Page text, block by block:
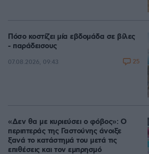
Πόσο κοστίζει μία εβδομάδα σε βίλες
- παράδεισους
07.08.2026, 09:43 25
«Δεν θα με κυριεύσει ο φόβος»: Ο
περιπτεράς της Γαστούνης άνοιξε
ξανά το κατάστημά του μετά τις
επιθέσεις και τον εμπρησμό